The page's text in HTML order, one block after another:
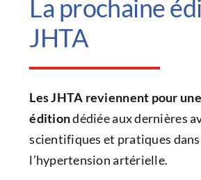
La prochaine
JHTA
Les JHTA reviennent pour
éditiondédiée aux dernières
scientifiques et pratiques
l’hypertension artérielle.